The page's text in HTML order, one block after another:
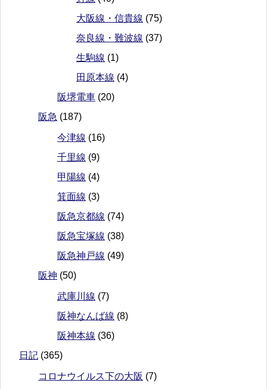
大阪線・信貴線 (75)
奈良線・難波線 (37)
生駒線 (1)
田原本線 (4)
阪堺電車 (20)
阪急 (187)
今津線 (16)
千里線 (9)
甲陽線 (4)
箕面線 (3)
阪急京都線 (74)
阪急宝塚線 (38)
阪急神戸線 (49)
阪神 (50)
武庫川線 (7)
阪神なんば線 (8)
阪神本線 (36)
日記 (365)
コロナウイルス下の大阪 (7)